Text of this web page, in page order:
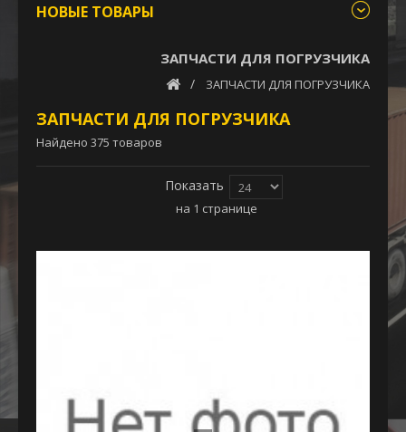
НОВЫЕ ТОВАРЫ
ЗАПЧАСТИ ДЛЯ ПОГРУЗЧИКА
ЗАПЧАСТИ ДЛЯ ПОГРУЗЧИКА
ЗАПЧАСТИ ДЛЯ ПОГРУЗЧИКА
Найдено 375 товаров
Показать
на 1 странице